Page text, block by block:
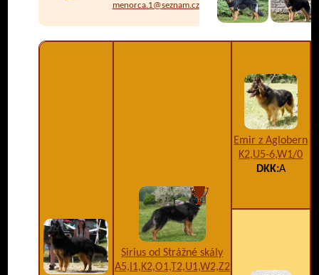
menorca.1@seznam.cz
Sirius od Strážné skály
A5,I1,K2,O1,T2,U1,W2,Z2
Emir z Aglobern
K2,U5-6,W1/0
DKK:A